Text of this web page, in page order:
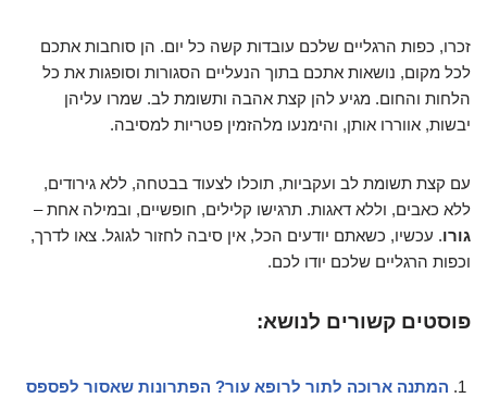
זכרו, כפות הרגליים שלכם עובדות קשה כל יום. הן סוחבות אתכם
לכל מקום, נושאות אתכם בתוך הנעליים הסגורות וסופגות את כל
הלחות והחום. מגיע להן קצת אהבה ותשומת לב. שמרו עליהן
יבשות, אווררו אותן, והימנעו מלהזמין פטריות למסיבה.
עם קצת תשומת לב ועקביות, תוכלו לצעוד בבטחה, ללא גירודים,
ללא כאבים, וללא דאגות. תרגישו קלילים, חופשיים, ובמילה אחת –
גורו. עכשיו, כשאתם יודעים הכל, אין סיבה לחזור לגוגל. צאו לדרך,
וכפות הרגליים שלכם יודו לכם.
פוסטים קשורים לנושא:
המתנה ארוכה לתור לרופא עור? הפתרונות שאסור לפספס